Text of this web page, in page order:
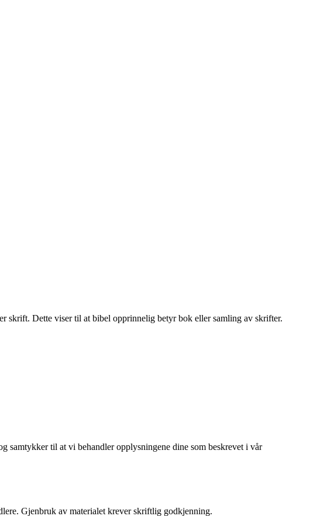
skrift. Dette viser til at bibel opprinnelig betyr bok eller samling av skrifter.
samtykker til at vi behandler opplysningene dine som beskrevet i vår
Gjenbruk av materialet krever skriftlig godkjenning.